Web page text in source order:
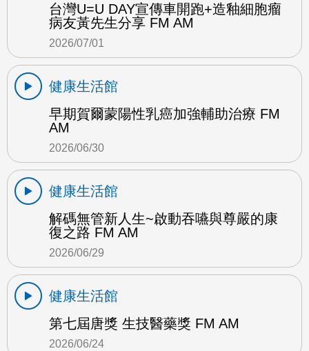
台灣U=U DAY宣傳車開跑+造釉細胞瘤
病友黃先生分享 FM AM
2026/07/01
健康生活館
早期賀爾蒙陽性乳癌加強輔助治療 FM
AM
2026/06/30
健康生活館
解碼無管新人生~啟動吞嚥與尊嚴的康
復之路 FM AM
2026/06/29
健康生活館
第七屆唐獎 生技醫藥獎 FM AM
2026/06/24